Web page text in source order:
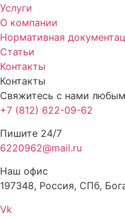
Услуги
О компании
Нормативная
Статьи
Контакты
Контакты
Свяжитесь с нами
+7 (812) 622-09-62
Пишите 24/7
6220962@mail.ru
Наш офис
197348, Россия, СПб,
Vk